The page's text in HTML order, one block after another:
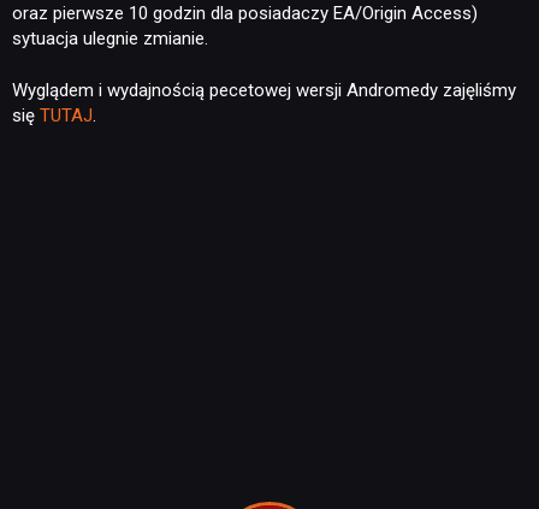
oraz pierwsze 10 godzin dla posiadaczy EA/Origin Access)
sytuacja ulegnie zmianie.
Wyglądem i wydajnością pecetowej wersji Andromedy zajęliśmy
się TUTAJ.